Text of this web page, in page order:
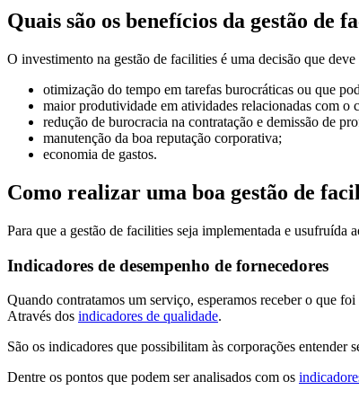
Quais são os benefícios da gestão de
O investimento na gestão de facilities é uma decisão que
otimização do tempo em tarefas burocráticas ou que
maior produtividade em atividades relacionadas com o
redução de burocracia na contratação e demissão de
manutenção da boa reputação corporativa;
economia de gastos.
Como realizar uma boa gestão de
Para que a gestão de facilities seja implementada e usufruída
Indicadores de desempenho de fornecedores
Quando contratamos um serviço, esperamos receber o que
Através dos indicadores de qualidade.
São os indicadores que possibilitam às corporações entender
Dentre os pontos que podem ser analisados com os